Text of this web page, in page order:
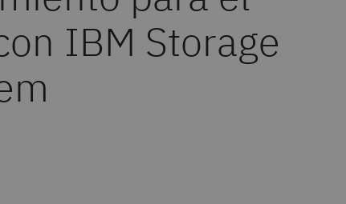
IBM Storage